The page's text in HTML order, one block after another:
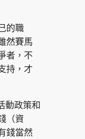
的職
然賽馬
者，不
持，才
動政策和
（資
錢當然